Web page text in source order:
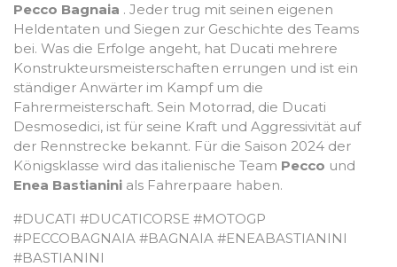
Pecco Bagnaia . Jeder trug mit seinen eigenen
Heldentaten und Siegen zur Geschichte des Teams
bei. Was die Erfolge angeht, hat Ducati mehrere
Konstrukteursmeisterschaften errungen und ist ein
ständiger Anwärter im Kampf um die
Fahrermeisterschaft. Sein Motorrad, die Ducati
Desmosedici, ist für seine Kraft und Aggressivität auf
der Rennstrecke bekannt. Für die Saison 2024 der
Königsklasse wird das italienische Team Pecco und
Enea Bastianini als Fahrerpaare haben.
#DUCATI #DUCATICORSE #MOTOGP
#PECCOBAGNAIA #BAGNAIA #ENEABASTIANINI
#BASTIANINI